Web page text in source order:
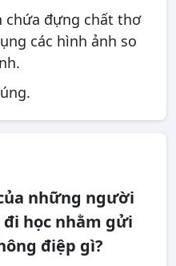
chứa đựng chất thơ
các hình ảnh so
những người
học nhằm gửi
điệp gì?